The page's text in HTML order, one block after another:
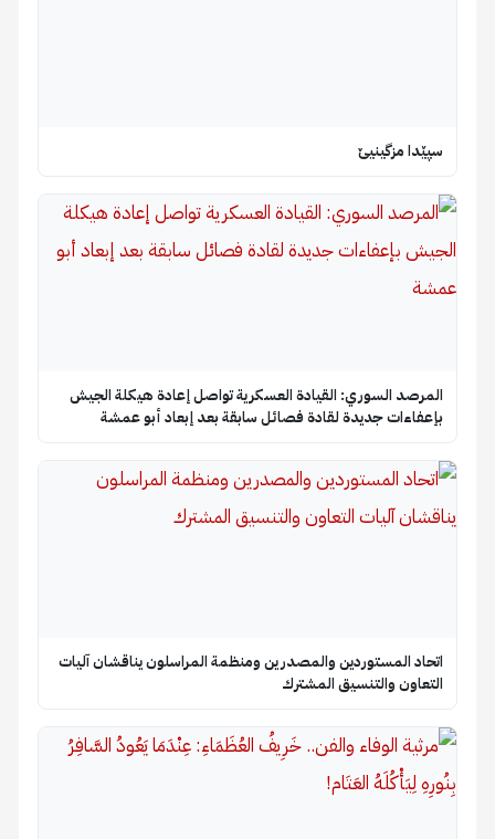
سپێدا مزگینیێ
المرصد السوري: القيادة العسكرية تواصل إعادة هيكلة الجيش
بإعفاءات جديدة لقادة فصائل سابقة بعد إبعاد أبو عمشة
اتحاد المستوردين والمصدرين ومنظمة المراسلون يناقشان آليات
التعاون والتنسيق المشترك